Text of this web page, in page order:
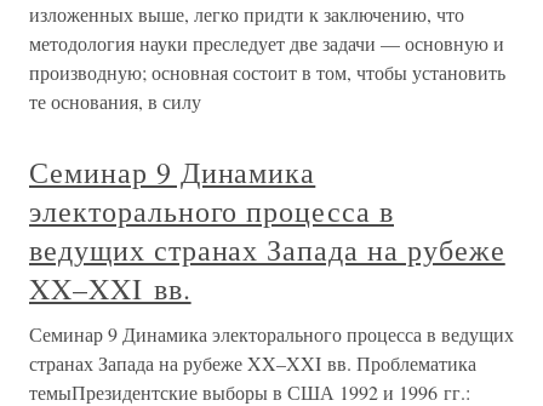
изложенных выше, легко придти к заключению, что
методология науки преследует две задачи — основную и
производную; основная состоит в том, чтобы установить
те основания, в силу
Семинар 9 Динамика
электорального процесса в
ведущих странах Запада на рубеже
XX–XXI вв.
Семинар 9 Динамика электорального процесса в ведущих
странах Запада на рубеже XX–XXI вв. Проблематика
темыПрезидентские выборы в США 1992 и 1996 гг.: